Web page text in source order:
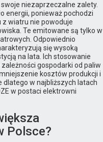
niezaprzeczalne zalety.
energii, ponieważ pochodzi
wiatru nie powoduje
Te emitowane są tylko w
Odpowiednio
się wysoką
na lata. Ich stosowanie
gospodarki od paliw
kosztów produkcji i
dlatego w najbliższych latach
w postaci elektrowni
Polsce?